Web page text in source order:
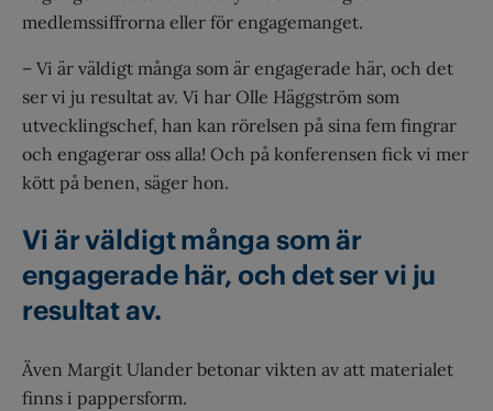
medlemssiffrorna eller för engagemanget.
– Vi är väldigt många som är engagerade här, och det
ser vi ju resultat av. Vi har Olle Häggström som
utvecklingschef, han kan rörelsen på sina fem fingrar
och engagerar oss alla! Och på konferensen fick vi mer
kött på benen, säger hon.
Vi är väldigt många som är
engagerade här, och det ser vi ju
resultat av.
Även Margit Ulander betonar vikten av att materialet
finns i pappersform.